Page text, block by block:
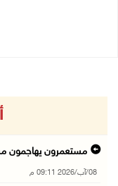
مستعمرون يهاجمون
08/آب/2026 09:11 م